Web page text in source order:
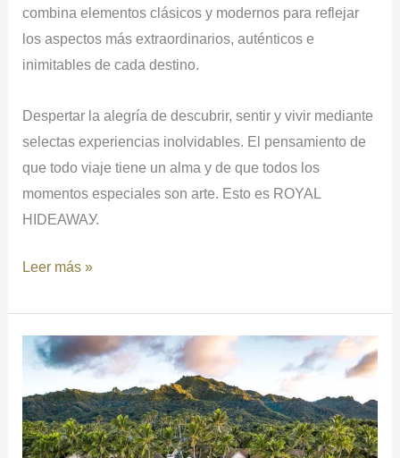
combina elementos clásicos y modernos para reflejar
los aspectos más extraordinarios, auténticos e
inimitables de cada destino.
Despertar la alegría de descubrir, sentir y vivir mediante
selectas experiencias inolvidables. El pensamiento de
que todo viaje tiene un alma y de que todos los
momentos especiales son arte. Esto es ROYAL
HIDEAWAУ.
Leer más »
Triángulo
Polinésio.